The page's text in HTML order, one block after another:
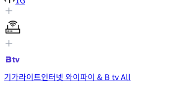
기가라이트인터넷 와이파이 & B tv All